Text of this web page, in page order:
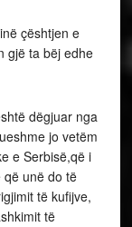
çështjen e
gjë ta bëj edhe
dëgjuar nga
jo vetëm
e Serbisë,që i
që unë do të
të kufijve,
të